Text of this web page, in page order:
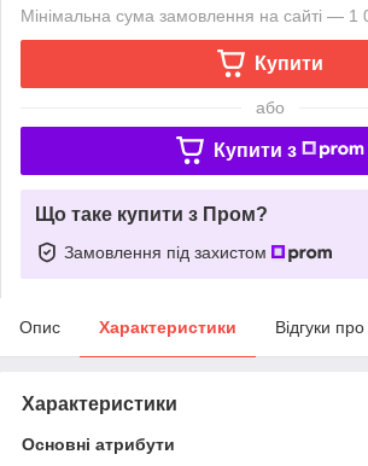
Мінімальна сума замовлення на сайті — 1
Купити
або
Купити з
Що таке купити з Пром?
Замовлення під захистом
Опис Характеристики Відгуки
Характеристики
Основні атрибути